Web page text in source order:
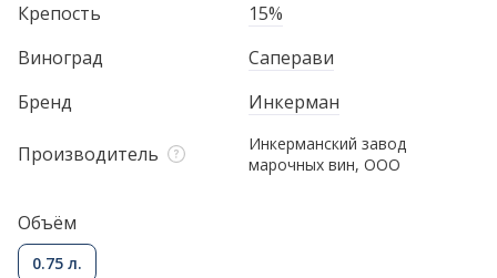
Крепость
15%
Виноград
Саперави
Бренд
Инкерман
Производитель
Инкерманский завод
марочных вин, ООО
Объём
0.75 л.